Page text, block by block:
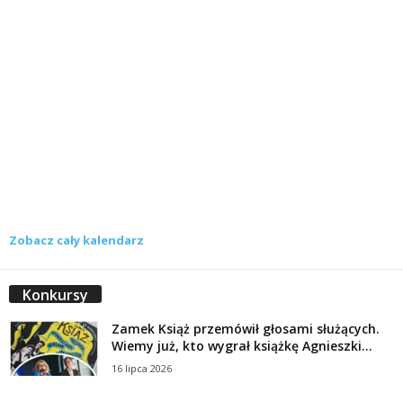
Zobacz cały kalendarz
Konkursy
Zamek Książ przemówił głosami służących.
Wiemy już, kto wygrał książkę Agnieszki...
16 lipca 2026